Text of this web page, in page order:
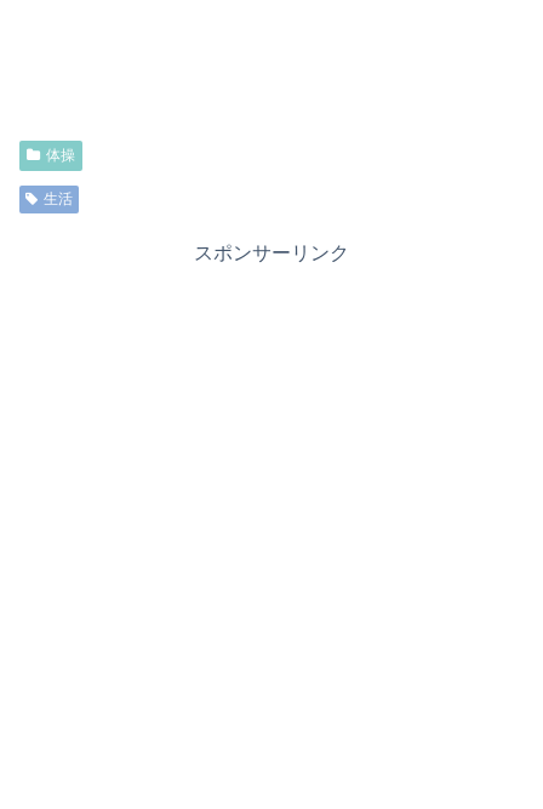
体操
生活
スポンサーリンク